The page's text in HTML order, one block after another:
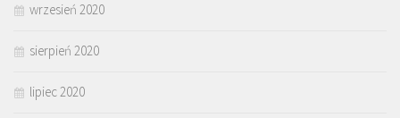
wrzesień 2020
sierpień 2020
lipiec 2020